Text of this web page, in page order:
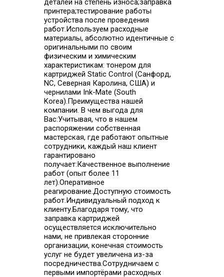
деталей на степень износа;заправка
принтера;тестирование работы
устройства после проведения
работ.Используем расходные
материалы, абсолютно идентичные с
оригинальными по своим
физическим и химическим
характеристикам: тонером для
картриджей Static Control (Санфорд,
NC, Северная Каролина, США) и
чернилами Ink-Mate (South
Korea).Преимущества нашей
компании. В чем выгода для
Вас:Учитывая, что в нашем
распоряжении собственная
мастерская, где работают опытные
сотрудники, каждый наш клиент
гарантировано
получает:Качественное выполнение
работ (опыт более 11
лет).Оперативное
реагирование.Доступную стоимость
работ.Индивидуальный подход к
клиенту.Благодаря тому, что
заправка картриджей
осуществляется исключительно
нами, не привлекая сторонние
организации, конечная стоимость
услуг не будет увеличена из-за
посредничества.Сотрудничаем с
первыми импортёрами расходных